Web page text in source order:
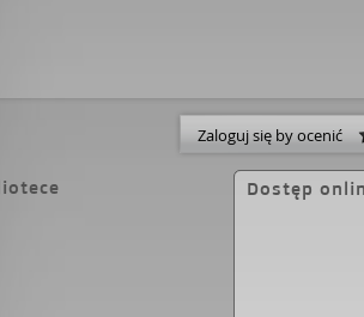
Zaloguj się by ocenić
Dostęp